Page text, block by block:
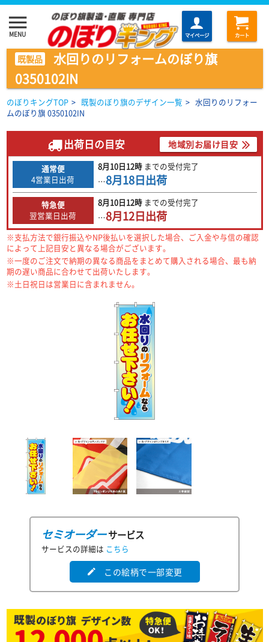
menu
MENU マイページ カート
既製品
水回りのリフォームのぼり旗
0350102IN
のぼりキングTOP > 既製のぼり旗のデザイン一覧 > 水回りのリフォー
ムのぼり旗 0350102IN
出荷日の目安 地域別お届け目安
通常便
4営業日出荷
8月10日12時 までの受付完了
…8月18日出荷
特急便
翌営業日出荷
8月10日12時 までの受付完了
…8月12日出荷
※支払方法で銀行振込やNP後払いを選択した場合、ご入金や与信の確認
によって上記目安と異なる場合がございます。
※一度のご注文で納期の異なる商品をまとめて購入される場合、最も納
期の遅い商品に合わせて出荷いたします。
※土日祝日は営業日に含まれません。
セミオーダーサービス
サービスの詳細は こちら
edit この絵柄で一部変更